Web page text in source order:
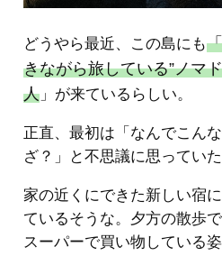
どうやら最近、この島にも
きながら旅している”ノマ
人 」が来ているらしい。
正直、最初は「なんでこん
ざ？」と不思議に思っていた
家の近くにできた新しい宿
ているそうな。夕方の散歩
スーパーで買い物している姿